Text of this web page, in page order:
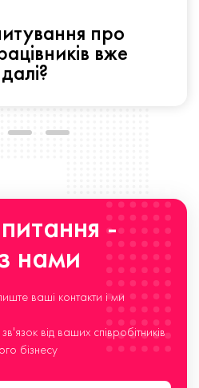
про
вже
-
нами
ваші контакти і ми
від ваших співробітників
бізнесу